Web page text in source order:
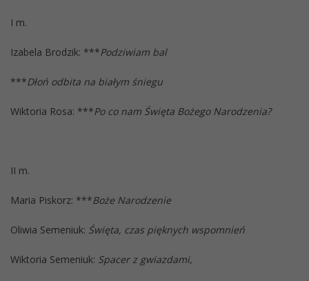
I m.
Izabela Brodzik: ***Podziwiam bal
***Dłoń odbita na białym śniegu
Wiktoria Rosa: ***Po co nam Święta Bożego Narodzenia?
II m.
Maria Piskorz: ***Boże Narodzenie
Oliwia Semeniuk: Święta, czas pięknych wspomnień
Wiktoria Semeniuk: Spacer z gwiazdami,